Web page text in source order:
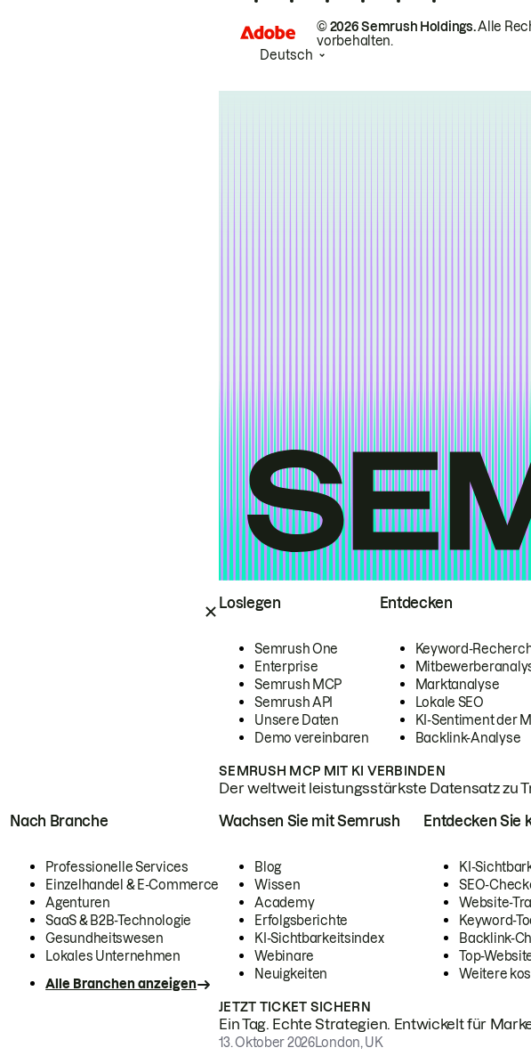
Loslegen
Semrush One
Enterprise
Semrush MCP
Semrush API
Unsere Daten
Demo vereinbaren
Entdecken
Keyword-
Marktanalyse
Lokale SEO
KI-Sentiment der
Backlink-Analyse
SEMRUSH MCP MIT KI VERBINDEN
Der weltweit leistungsstärkste Datensatz zu
Nach Branche
Professionelle Services
Einzelhandel & E-Commerce
Agenturen
SaaS & B2B-Technologie
Gesundheitswesen
Lokales Unternehmen
Alle Branchen anzeigen
Wachsen Sie mit Semrush
Blog
Wissen
Academy
Erfolgsberichte
KI-Sichtbarkeitsindex
Webinare
Neuigkeiten
Entdecken Sie
KI-
SEO-
Website-
Keyword-
Backlink-
Top-
Weitere
JETZT TICKET SICHERN
Ein Tag. Echte Strategien. Entwickelt für
13. Oktober 2026London, UK
© 2026 Semrush Holdings.Alle
vorbehalten.
Deutsch